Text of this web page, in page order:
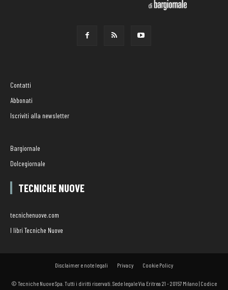
Contatti
Abbonati
Iscriviti alla newsletter
Bargiornale
Dolcegiornale
TECNICHE NUOVE
tecnichenuove.com
I libri Tecniche Nuove
Disclaimer e note legali Privacy Cookie Policy
© Tecniche Nuove Spa. Tutti i diritti riservati. Sede legale Via Eritrea 21 - 20157 Milano | Codice